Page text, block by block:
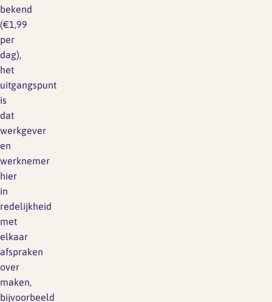
bekend
(€1,99
per
dag),
het
uitgangspunt
is
dat
werkgever
en
werknemer
hier
in
redelijkheid
met
elkaar
afspraken
over
maken,
bijvoorbeeld